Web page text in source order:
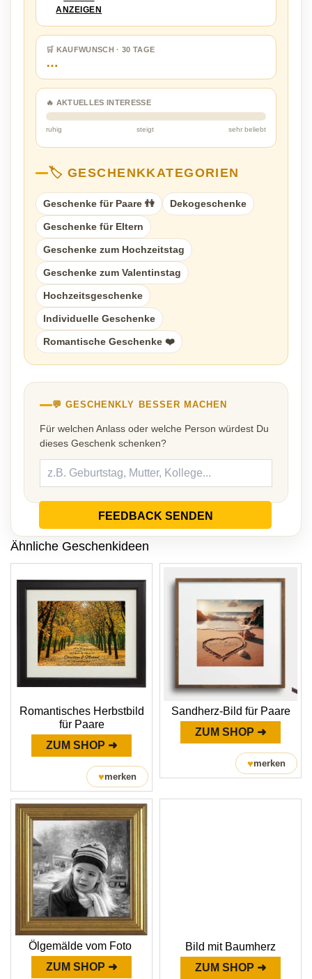
ANZEIGEN
🛒 KAUFWUNSCH · 30 TAGE
…
🔥 AKTUELLES INTERESSE
ruhig steigt sehr beliebt
🏷️ GESCHENKKATEGORIEN
Geschenke für Paare 👫 Dekogeschenke
Geschenke für Eltern
Geschenke zum Hochzeitstag
Geschenke zum Valentinstag
Hochzeitsgeschenke
Individuelle Geschenke
Romantische Geschenke ❤️
💬 GESCHENKLY BESSER MACHEN
Für welchen Anlass oder welche Person würdest Du
dieses Geschenk schenken?
FEEDBACK SENDEN
Ähnliche Geschenkideen
Romantisches Herbstbild
für Paare
ZUM SHOP ➜
♥merken
Sandherz-Bild für Paare
ZUM SHOP ➜
♥merken
Ölgemälde vom Foto
ZUM SHOP ➜
Bild mit Baumherz
ZUM SHOP ➜